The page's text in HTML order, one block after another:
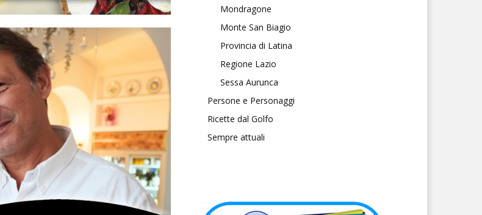
Mondragone
Monte San Biagio
Provincia di Latina
Regione Lazio
Sessa Aurunca
Persone e Personaggi
Ricette dal Golfo
Sempre attuali